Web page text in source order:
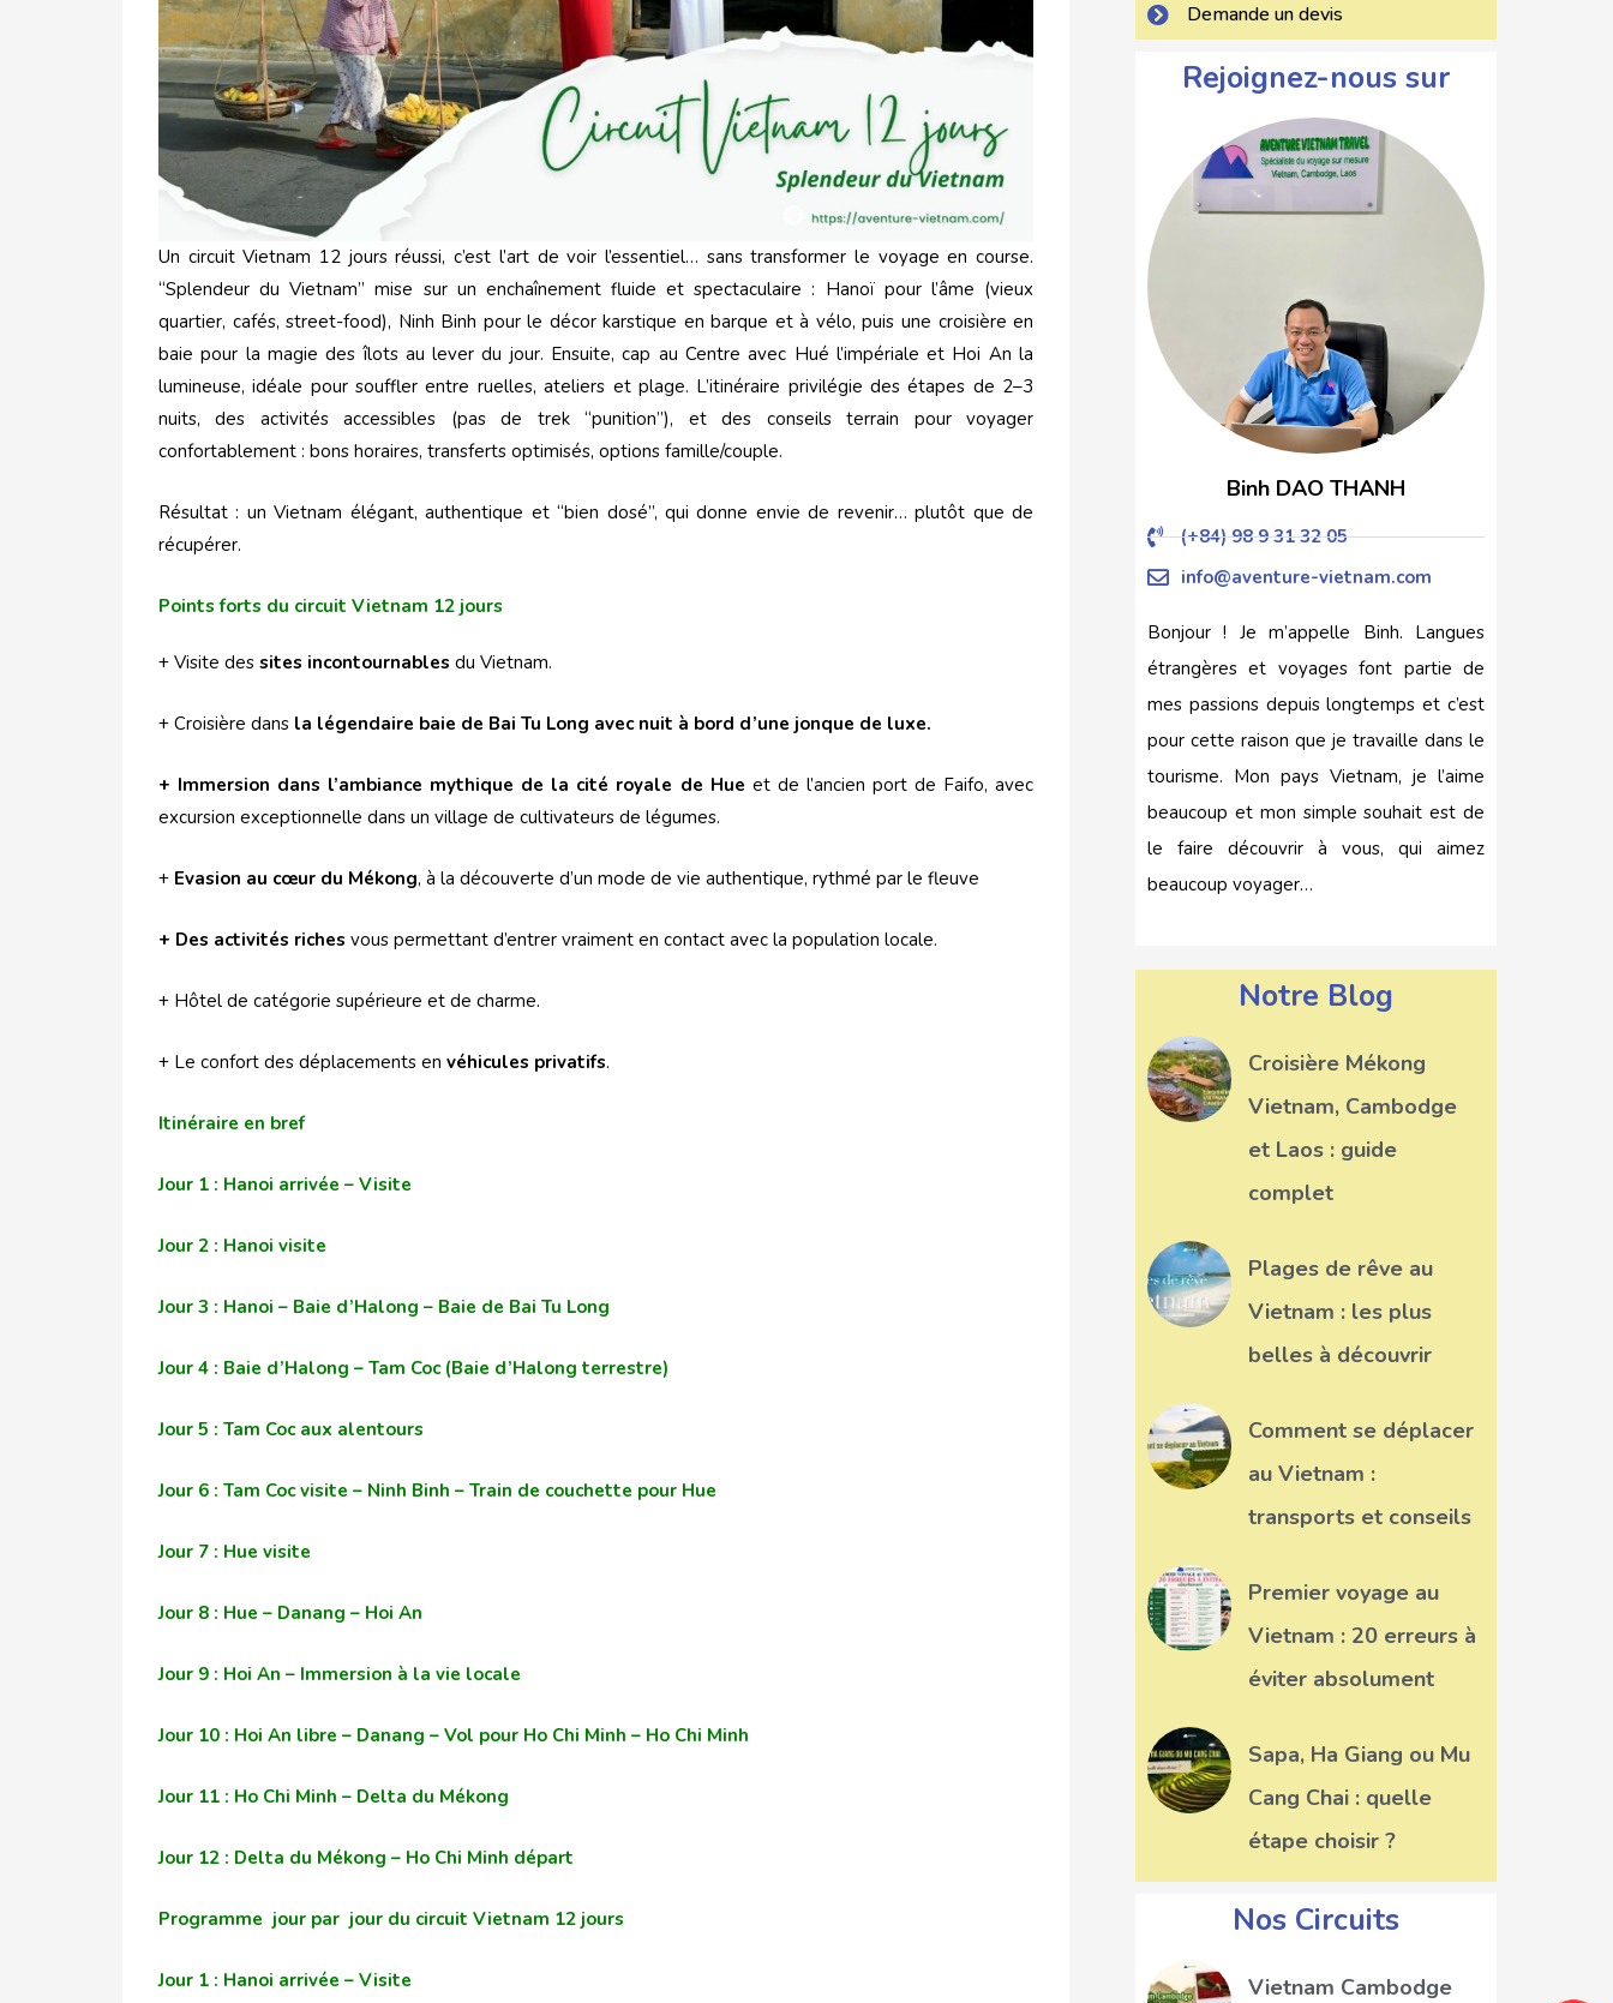
Un circuit Vietnam 12 jours réussi, c’est l’art de voir l’essentiel… sans transformer le voyage en course.
“Splendeur du Vietnam” mise sur un enchaînement fluide et spectaculaire : Hanoï pour l’âme (vieux
quartier, cafés, street-food), Ninh Binh pour le décor karstique en barque et à vélo, puis une croisière en
baie pour la magie des îlots au lever du jour. Ensuite, cap au Centre avec Hué l’impériale et Hoi An la
lumineuse, idéale pour souffler entre ruelles, ateliers et plage. L’itinéraire privilégie des étapes de 2–3
nuits, des activités accessibles (pas de trek “punition”), et des conseils terrain pour voyager
confortablement : bons horaires, transferts optimisés, options famille/couple.
Résultat : un Vietnam élégant, authentique et “bien dosé”, qui donne envie de revenir… plutôt que de
récupérer.
Points forts du circuit Vietnam 12 jours
+ Visite des sites incontournables du Vietnam.
+ Croisière dans la légendaire baie de Bai Tu Long avec nuit à bord d’une jonque de luxe.
+ Immersion dans l’ambiance mythique de la cité royale de Hue et de l’ancien port de Faifo, avec
excursion exceptionnelle dans un village de cultivateurs de légumes.
+ Evasion au cœur du Mékong, à la découverte d’un mode de vie authentique, rythmé par le fleuve
+ Des activités riches vous permettant d’entrer vraiment en contact avec la population locale.
+ Hôtel de catégorie supérieure et de charme.
+ Le confort des déplacements en véhicules privatifs.
Itinéraire en bref
Jour 1 : Hanoi arrivée – Visite
Jour 2 : Hanoi visite
Jour 3 : Hanoi – Baie d’Halong – Baie de Bai Tu Long
Jour 4 : Baie d’Halong – Tam Coc (Baie d’Halong terrestre)
Jour 5 : Tam Coc aux alentours
Jour 6 : Tam Coc visite – Ninh Binh – Train de couchette pour Hue
Jour 7 : Hue visite
Jour 8 : Hue – Danang – Hoi An
Jour 9 : Hoi An – Immersion à la vie locale
Jour 10 : Hoi An libre – Danang – Vol pour Ho Chi Minh – Ho Chi Minh
Jour 11 : Ho Chi Minh – Delta du Mékong
Jour 12 : Delta du Mékong – Ho Chi Minh départ
Programme jour par jour du circuit Vietnam 12 jours
Jour 1 : Hanoi arrivée – Visite
Demande un devis
Rejoignez-nous sur
Binh DAO THANH
(+84) 98 9 31 32 05
info@aventure-vietnam.com
Bonjour ! Je m’appelle Binh. Langues
étrangères et voyages font partie de
mes passions depuis longtemps et c’est
pour cette raison que je travaille dans le
tourisme. Mon pays Vietnam, je l’aime
beaucoup et mon simple souhait est de
le faire découvrir à vous, qui aimez
beaucoup voyager…
Notre Blog
Croisière Mékong
Vietnam, Cambodge
et Laos : guide
complet
Plages de rêve au
Vietnam : les plus
belles à découvrir
Comment se déplacer
au Vietnam :
transports et conseils
Premier voyage au
Vietnam : 20 erreurs à
éviter absolument
Sapa, Ha Giang ou Mu
Cang Chai : quelle
étape choisir ?
Nos Circuits
Vietnam Cambodge